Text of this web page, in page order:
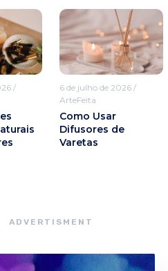
/
6 de julho de 2026 /
ArteFeita
Como Usar
Difusores de
Varetas
ADVERTISMENT